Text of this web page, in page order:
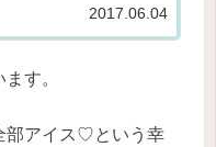
2017.06.04
す。
部アイス♡という幸